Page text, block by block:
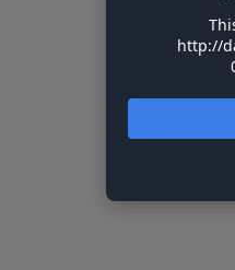
http://